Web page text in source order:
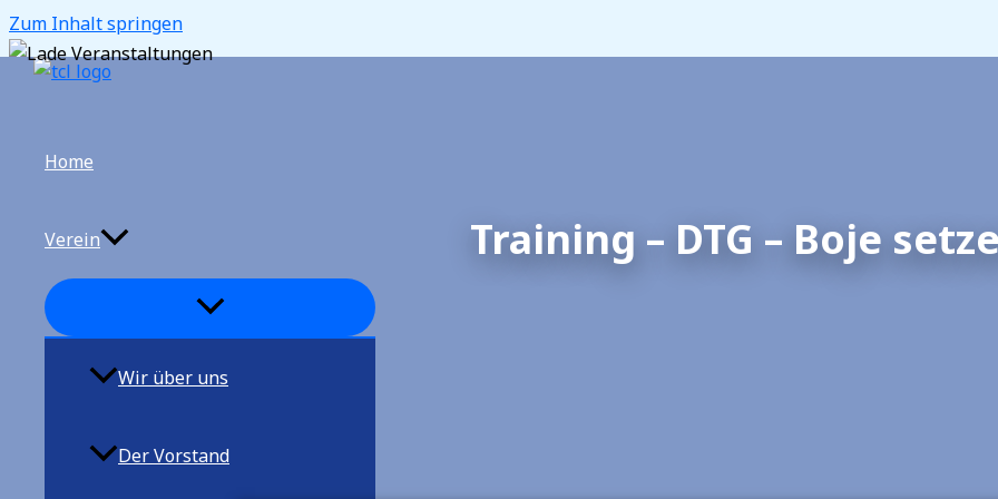
Zum Inhalt springen
Home
Verein
Wir über uns
Der Vorstand
Training – DTG – Boje